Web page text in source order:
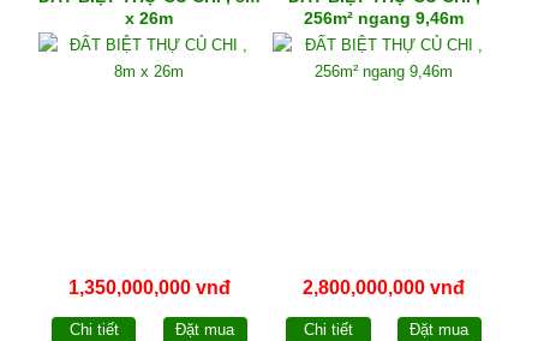
x 26m
1,350,000,000 vnđ
Chi tiết Đặt mua
256m² ngang 9,46m
2,800,000,000 vnđ
Chi tiết Đặt mua